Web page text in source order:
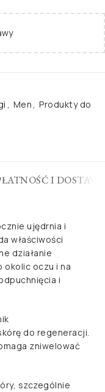
, Men, Produkty do
I DOSTAWA
ujędrnia i
właściwości
działanie
okolic oczu i na
i
do regeneracji.
zniwelować
szczególnie